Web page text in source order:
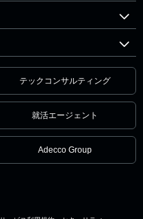
テックコンサルティング
就活エージェント
Adecco Group